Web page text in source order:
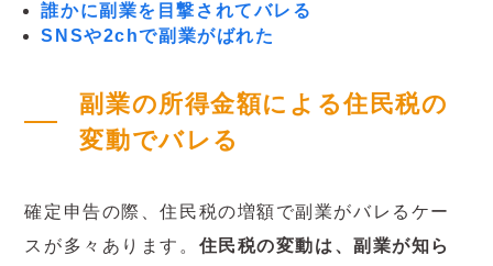
誰かに副業を目撃されてバレる
SNSや2chで副業がばれた
副業の所得金額による住民税の
変動でバレる
確定申告の際、住民税の増額で副業がバレるケー
スが多々あります。 住民税の変動は、副業が知ら